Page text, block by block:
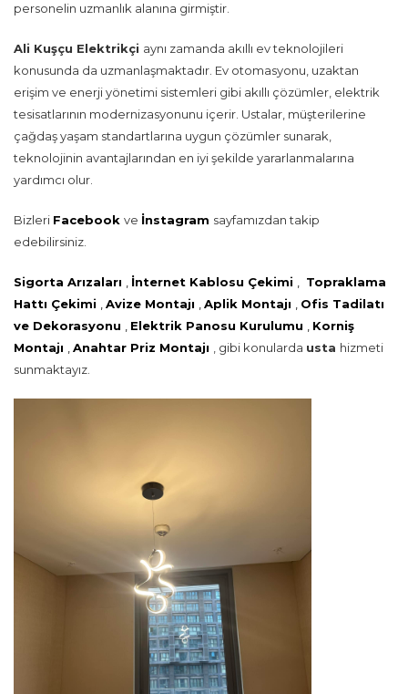
personelin uzmanlık alanına girmiştir.
Ali Kuşçu Elektrikçi aynı zamanda akıllı ev teknolojileri
konusunda da uzmanlaşmaktadır. Ev otomasyonu, uzaktan
erişim ve enerji yönetimi sistemleri gibi akıllı çözümler, elektrik
tesisatlarının modernizasyonunu içerir. Ustalar, müşterilerine
çağdaş yaşam standartlarına uygun çözümler sunarak,
teknolojinin avantajlarından en iyi şekilde yararlanmalarına
yardımcı olur.
Bizleri Facebook ve İnstagram sayfamızdan takip
edebilirsiniz.
Sigorta Arızaları İnternet Kablosu Çekimi
Topraklama
Hattı Çekimi
Avize Montajı Aplik Montajı
Ofis Tadilatı
ve Dekorasyonu
Elektrik Panosu Kurulumu
Korniş
Montajı
Anahtar Priz Montajı , gibi konularda usta hizmeti
sunmaktayız.